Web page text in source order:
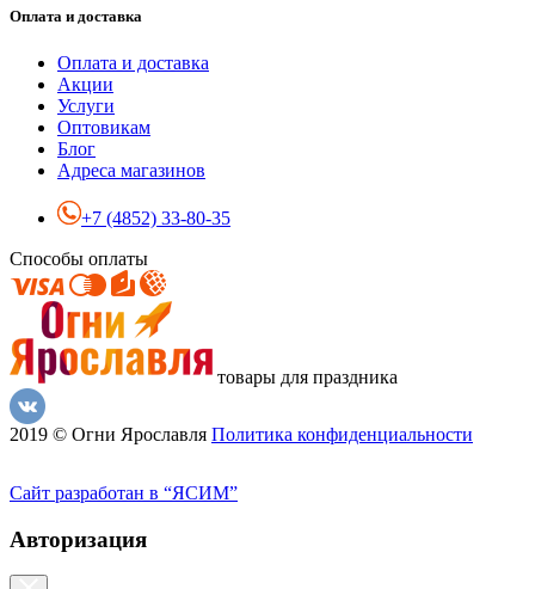
Оплата и доставка
Оплата и доставка
Акции
Услуги
Оптовикам
Блог
Адреса магазинов
+7 (4852) 33-80-35
Способы оплаты
товары для праздника
2019 © Огни Ярославля Политика конфиденциальности
Сайт разработан в “ЯСИМ”
Авторизация